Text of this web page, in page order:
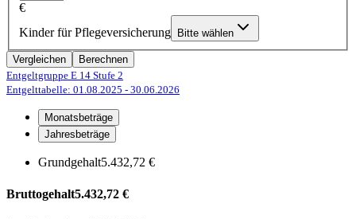
€
Kinder für Pflegeversicherung
Bitte wählen
Vergleichen
Berechnen
Entgeltgruppe E 14 Stufe 2
Entgelttabelle: 01.08.2025 - 30.06.2026
Monatsbeträge
Jahresbeträge
Grundgehalt5.432,72 €
Bruttogehalt5.432,72 €